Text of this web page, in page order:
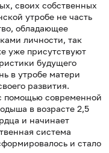
своих собственных
утробе не часть
обладающее
личности, так
уже присутствуют
будущего
в утробе матери
развития.
помощью современной
в возрасте 2,5
и начинает
система
и стало